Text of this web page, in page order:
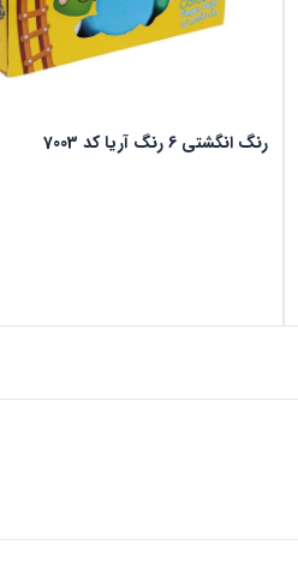
رنگ انگشتی 6 رنگ آریا کد 7003